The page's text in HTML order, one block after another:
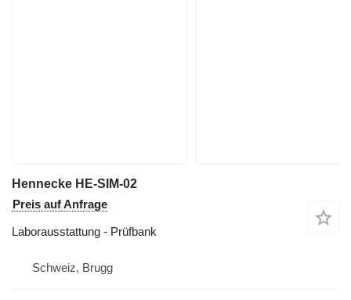
Hennecke HE-SIM-02
Preis auf Anfrage
Laborausstattung - Prüfbank
Schweiz, Brugg